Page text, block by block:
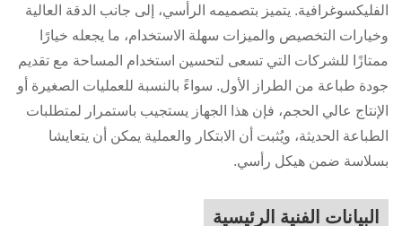
الفليكسوغرافية. يتميز بتصميمه الرأسي، إلى جانب الدقة العالية
وخيارات التخصيص والميزات سهلة الاستخدام، ما يجعله خيارًا
ممتازًا للشركات التي تسعى لتحسين استخدام المساحة مع تقديم
جودة طباعة من الطراز الأول. سواءً بالنسبة للعمليات الصغيرة أو
الإنتاج عالي الحجم، فإن هذا الجهاز يستجيب باستمرار لمتطلبات
الطباعة الحديثة، ويُثبت أن الابتكار والعملية يمكن أن يتعايشا
بسلاسة ضمن هيكل رأسي.
البيانات الفنية الرئيسية